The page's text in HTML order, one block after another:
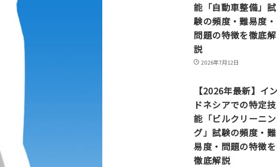
能「自動車整備」試
験の頻度・難易度・
問題の特徴を徹底解
説
2026年7月12日
【2026年最新】イ
ドネシアでの特定技
能「ビルクリーニン
グ」試験の頻度・難
易度・問題の特徴を
徹底解説